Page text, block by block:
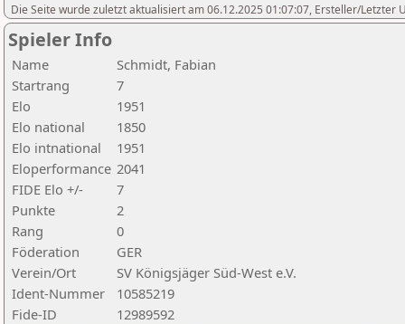
Die Seite wurde zuletzt aktualisiert am 06.12.2025 01:07:07, Ersteller/Letzter
Spieler Info
Name
Schmidt, Fabian
Startrang
7
Elo
1951
Elo national
1850
Elo intnational
1951
Eloperformance 2041
FIDE Elo +/-
7
Punkte
2
Rang
0
Föderation
GER
Verein/Ort
SV Königsjäger Süd-West e.V.
Ident-Nummer
10585219
Fide-ID
12989592